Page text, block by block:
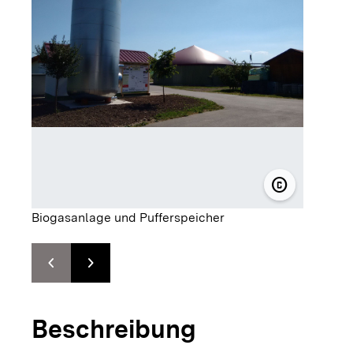
copyright
©
Biogasanlage und Pufferspeicher
chevron_leftZur vorhergehenden Folie springen
chevron_rightZur nächsten Folie springen
Beschreibung